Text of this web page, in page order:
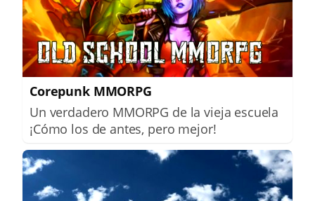
Corepunk MMORPG
Un verdadero MMORPG de la vieja escuela
¡Cómo los de antes, pero mejor!